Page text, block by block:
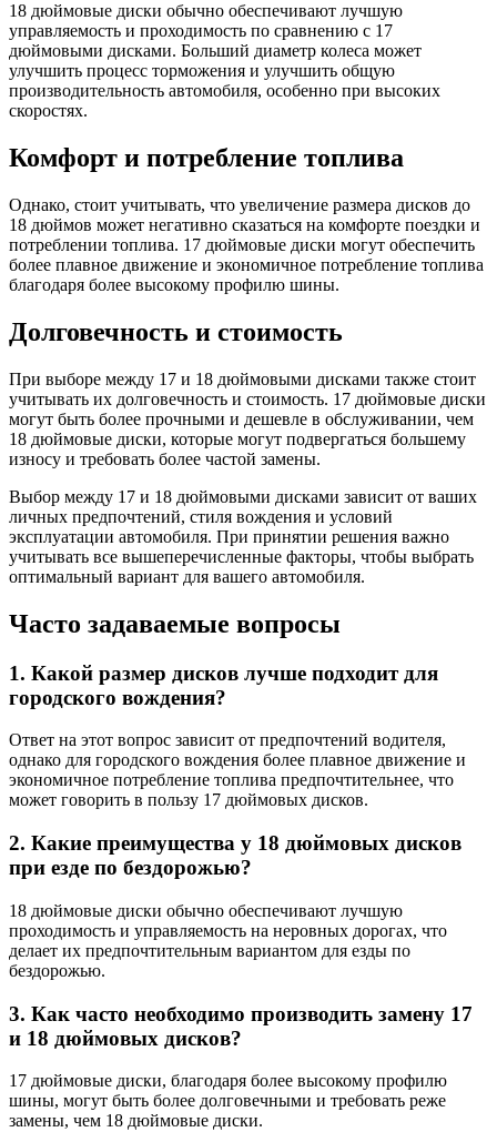
18 дюймовые диски обычно обеспечивают лучшую
управляемость и проходимость по сравнению с 17
дюймовыми дисками. Больший диаметр колеса может
улучшить процесс торможения и улучшить общую
производительность автомобиля, особенно при высоких
скоростях.
Комфорт и потребление топлива
Однако, стоит учитывать, что увеличение размера дисков до
18 дюймов может негативно сказаться на комфорте поездки и
потреблении топлива. 17 дюймовые диски могут обеспечить
более плавное движение и экономичное потребление топлива
благодаря более высокому профилю шины.
Долговечность и стоимость
При выборе между 17 и 18 дюймовыми дисками также стоит
учитывать их долговечность и стоимость. 17 дюймовые диски
могут быть более прочными и дешевле в обслуживании, чем
18 дюймовые диски, которые могут подвергаться большему
износу и требовать более частой замены.
Выбор между 17 и 18 дюймовыми дисками зависит от ваших
личных предпочтений, стиля вождения и условий
эксплуатации автомобиля. При принятии решения важно
учитывать все вышеперечисленные факторы, чтобы выбрать
оптимальный вариант для вашего автомобиля.
Часто задаваемые вопросы
1. Какой размер дисков лучше подходит для
городского вождения?
Ответ на этот вопрос зависит от предпочтений водителя,
однако для городского вождения более плавное движение и
экономичное потребление топлива предпочтительнее, что
может говорить в пользу 17 дюймовых дисков.
2. Какие преимущества у 18 дюймовых дисков
при езде по бездорожью?
18 дюймовые диски обычно обеспечивают лучшую
проходимость и управляемость на неровных дорогах, что
делает их предпочтительным вариантом для езды по
бездорожью.
3. Как часто необходимо производить замену 17
и 18 дюймовых дисков?
17 дюймовые диски, благодаря более высокому профилю
шины, могут быть более долговечными и требовать реже
замены, чем 18 дюймовые диски.